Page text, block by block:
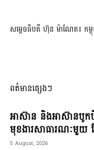
សម្ដេចធិបតី ហ៊ុន ម៉ាណែត៖ កម្
ពត៌មានផ្សេងៗ
អាស៊ាន និងអាស៊ានបូកបីប្
មុខងារសាធារណៈមួយ
5 August, 2026